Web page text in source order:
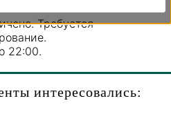
Требуется
22:00.
интересовались: